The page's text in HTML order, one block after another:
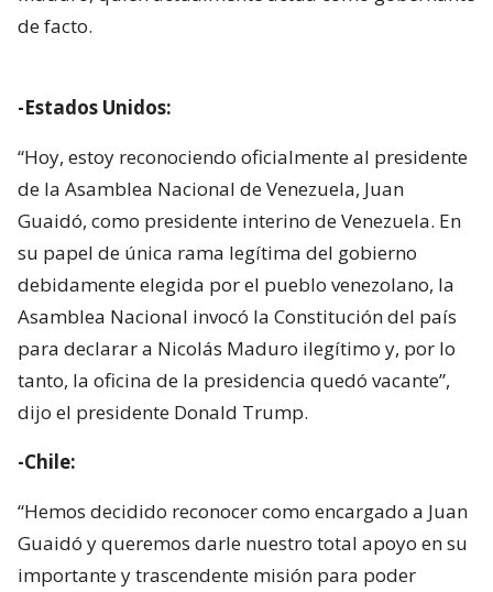
de facto.
-Estados Unidos:
“Hoy, estoy reconociendo oficialmente al presidente
de la Asamblea Nacional de Venezuela, Juan
Guaidó, como presidente interino de Venezuela. En
su papel de única rama legítima del gobierno
debidamente elegida por el pueblo venezolano, la
Asamblea Nacional invocó la Constitución del país
para declarar a Nicolás Maduro ilegítimo y, por lo
tanto, la oficina de la presidencia quedó vacante”,
dijo el presidente Donald Trump.
-Chile:
“Hemos decidido reconocer como encargado a Juan
Guaidó y queremos darle nuestro total apoyo en su
importante y trascendente misión para poder